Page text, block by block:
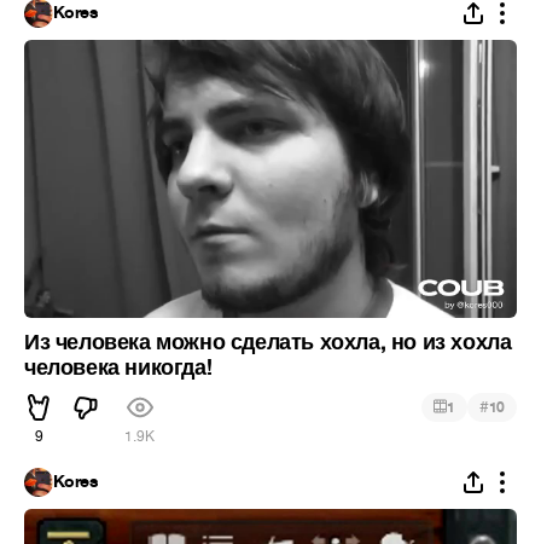
Kores
Из человека можно сделать хохла, но из хохла
человека никогда!
9 1.9K
1 #10
Kores